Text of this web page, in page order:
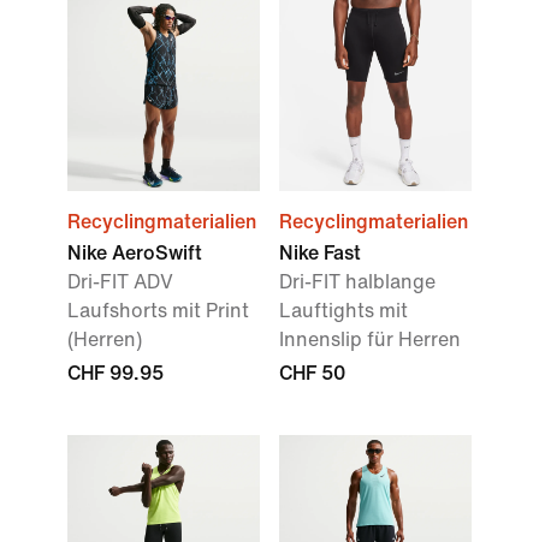
Recyclingmaterialien
Nike AeroSwift
Dri-FIT ADV
Laufshorts mit Print
(Herren)
CHF 99.95
Recyclingmaterialien
Nike Fast
Dri-FIT halblange
Lauftights mit
Innenslip für Herren
CHF 50